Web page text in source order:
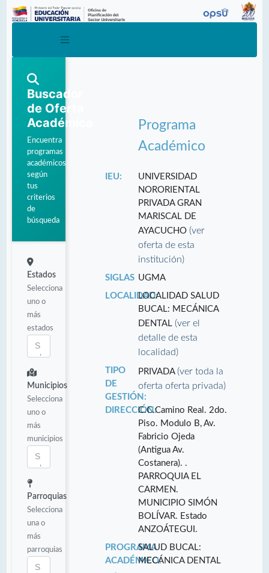
Buscador
de Oferta
Académica
Encuentra
programas
académicos
según
tus
criterios
de
búsqueda
Estados
Selecciona
uno o
más
estados
Municipios
Selecciona
uno o
más
municipios
Parroquias
Selecciona
una o
más
parroquias
Programa
Académico
IEU:
UNIVERSIDAD
NORORIENTAL
PRIVADA GRAN
MARISCAL DE
AYACUCHO(ver
oferta de esta
institución)
SIGLAS UGMA
LOCALIDAD:LOCALIDAD SALUD
BUCAL: MECÁNICA
DENTAL(ver el
detalle de esta
localidad)
TIPO
DE
GESTIÓN:
PRIVADA(ver toda la
oferta oferta privada)
DIRECCIÓN:C.C.Camino Real. 2do.
Piso. Modulo B, Av.
Fabricio Ojeda
(Antigua Av.
Costanera). .
PARROQUIA EL
CARMEN.
MUNICIPIO SIMÓN
BOLÍVAR. Estado
ANZOÁTEGUI.
PROGRAMA
ACADÉMICO:
SALUD BUCAL:
MECÁNICA DENTAL